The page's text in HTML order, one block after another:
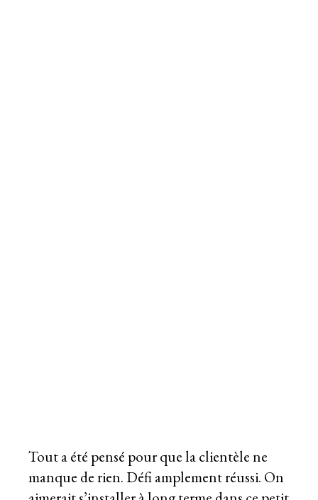
Tout a été pensé pour que la clientèle ne
manque de rien. Défi amplement réussi. On